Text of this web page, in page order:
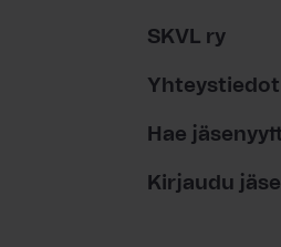
SKVL ry
Yhteystiedot
Hae
Kirjaudu